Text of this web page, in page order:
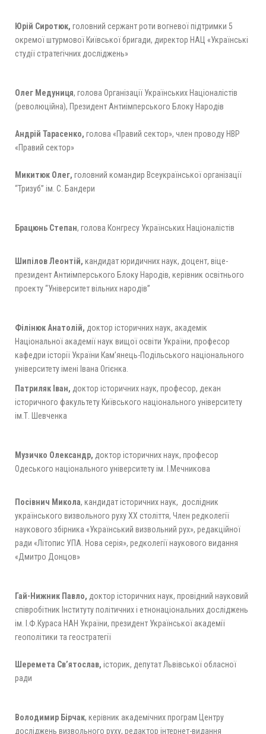
Юрій Сиротюк, головний сержант роти вогневої підтримки 5
окремої штурмової Київської бригади, директор НАЦ «Українські
студії стратегічних досліджень»
Олег Медуниця, голова Організації Українських Націоналістів
(революційна), Президент Антиімперського Блоку Народів
Андрій Тарасенко, голова «Правий сектор», член проводу НВР
«Правий сектор»
Микитюк Олег, головний командир Всеукраїнської організації
“Тризуб” ім. С. Бандери
Брацюнь Степан, голова Конгресу Українських Націоналістів
Шипілов Леонтій, кандидат юридичних наук, доцент, віце-
президент Антиімперського Блоку Народів, керівник освітнього
проекту “Університет вільних народів”
Філінюк Анатолій, доктор історичних наук, академік
Національної академії наук вищої освіти України, професор
кафедри історії України Кам’янець-Подільського національного
університету імені Івана Огієнка.
Патриляк Іван, доктор історичних наук, професор, декан
історичного факультету Київського національного університету
ім.Т. Шевченка
Музичко Олександр, доктор історичних наук, професор
Одеського національного університету ім. І.Мечникова
Посівнич Микола, кандидат історичних наук, дослідник
українського визвольного руху ХХ століття, Член редколегії
наукового збірника «Український визвольний рух», редакційної
ради «Літопис УПА. Нова серія», редколегії наукового видання
«Дмитро Донцов»
Гай-Нижник Павло, доктор історичних наук, провідний науковий
співробітник Інституту політичних і етнонаціональних досліджень
ім. І.Ф.Кураса НАН України, президент Української академії
геополітики та геостратегії
Шеремета Св’ятослав, історик, депутат Львівської обласної
ради
Володимир Бірчак, керівник академічних програм Центру
досліджень визвольного руху, редактор інтернет-видання